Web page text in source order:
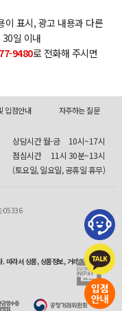
이 표시, 광고 내용과 다른
일 이내
9480로 전화해 주시면
입점안내 자주하는 질문
상담시간 월-금
10시~17시
점심시간
11시 30분~13시
(토요일, 일요일, 공휴일 휴무)
-05336
따라서 상품, 상품정보, 거래에 관한